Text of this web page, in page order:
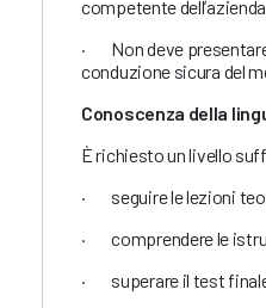
competente
· Non deve
conduzione sicura del
Conoscenza della
È richiesto un livello
· seguire le lezioni
· comprendere le
· superare il test